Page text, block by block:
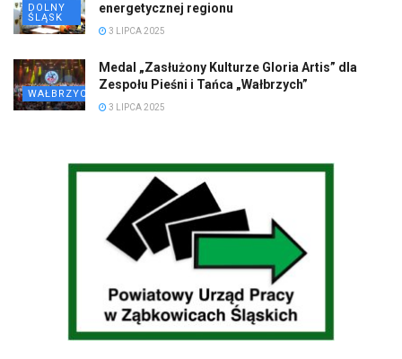
DOLNY
ŚLĄSK
energetycznej regionu
3 LIPCA 2025
WAŁBRZYCH
Medal „Zasłużony Kulturze Gloria Artis” dla
Zespołu Pieśni i Tańca „Wałbrzych”
3 LIPCA 2025